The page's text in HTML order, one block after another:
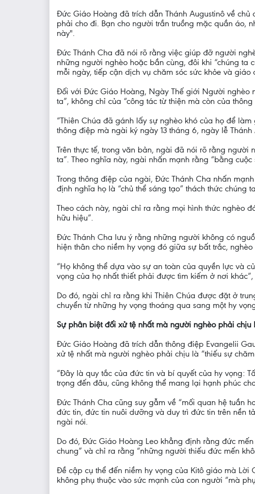
Đức Giáo Hoàng đã trích dẫn Thánh Augustinô về
phải cho đi. Bạn cho người trần truồng mặc quần áo,
này".
Đức Thánh Cha đã nói rõ rằng việc giúp đỡ người
những người nghèo hoặc bần cùng, đôi khi “chúng
mỗi ngày, tiếp cận dịch vụ chăm sóc sức khỏe và
Đối với Đức Giáo Hoàng, Ngày Thế giới Người nghèo
ta”, không chỉ của “công tác từ thiện mà còn của
“Thiên Chúa đã gánh lấy sự nghèo khó của họ để
thông điệp mà ngài ký ngày 13 tháng 6, ngày lễ
Trên thực tế, trong văn bản, ngài đã nói rõ rằng
ta”. Theo nghĩa này, ngài nhấn mạnh rằng “bằng
Trong thông điệp của ngài, Đức Thánh Cha nhấn
định nghĩa họ là “chủ thể sáng tạo” thách thức chúng
Theo cách này, ngài chỉ ra rằng mọi hình thức nghèo
hữu hiệu”.
Đức Thánh Cha lưu ý rằng những người không có
hiện thân cho niềm hy vọng đó giữa sự bất trắc,
“Họ không thể dựa vào sự an toàn của quyền lực và
vọng của họ nhất thiết phải được tìm kiếm ở nơi
Do đó, ngài chỉ ra rằng khi Thiên Chúa được đặt ở
chuyển từ những hy vọng thoáng qua sang một hy
Sự phân biệt đối xử tệ nhất mà người nghèo phải chịu
Đức Giáo Hoàng đã trích dẫn thông điệp Evangelii
xử tệ nhất mà người nghèo phải chịu là “thiếu sự
“Đây là quy tắc của đức tin và bí quyết của hy vọng:
trọng đến đâu, cũng không thể mang lại hạnh phúc
Đức Thánh Cha cũng suy gẫm về “mối quan hệ tuần
đức tin, đức tin nuôi dưỡng và duy trì đức tin trên nền
ngài nói.
Do đó, Đức Giáo Hoàng Leo khẳng định rằng đức
chung” và chỉ ra rằng “những người thiếu đức mến
Đề cập cụ thể đến niềm hy vọng của Kitô giáo mà Lời
không phụ thuộc vào sức mạnh của con người “mà